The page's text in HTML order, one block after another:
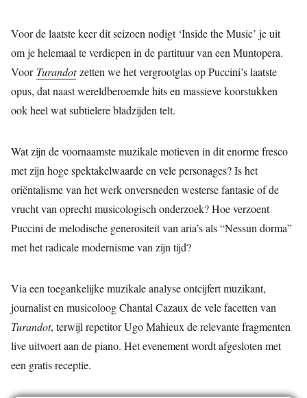
Voor de laatste keer dit seizoen nodigt ‘Inside the Music’ je uit
om je helemaal te verdiepen in de partituur van een Muntopera.
Voor Turandotzetten we het vergrootglas op Puccini’s laatste
opus, dat naast wereldberoemde hits en massieve koorstukken
ook heel wat subtielere bladzijden telt.
Wat zijn de voornaamste muzikale motieven in dit enorme fresco
met zijn hoge spektakelwaarde en vele personages? Is het
oriëntalisme van het werk onversneden westerse fantasie of de
vrucht van oprecht musicologisch onderzoek? Hoe verzoent
Puccini de melodische generositeit van aria’s als “Nessun dorma”
met het radicale modernisme van zijn tijd?
Via een toegankelijke muzikale analyse ontcijfert muzikant,
journalist en musicoloog Chantal Cazaux de vele facetten van
Turandot, terwijl repetitor Ugo Mahieux de relevante fragmenten
live uitvoert aan de piano. Het evenement wordt afgesloten met
een gratis receptie.